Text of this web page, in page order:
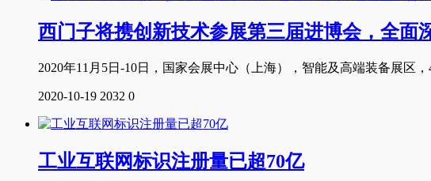
西门子将携创新技术参展第三届进博会，全面
2020年11月5日-10日，国家会展中心（上海），智能及高端装备展区
2020-10-19 2032 0
工业互联网标识注册量已超70亿